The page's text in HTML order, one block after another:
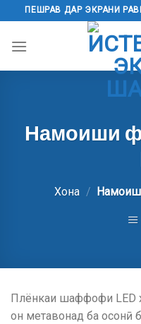
мундариҷа
гузаред
ПЕШРАВ ДАР ЭКРАНИ
Намоиши
Хона /
Плёнкаи шаффофи LED
он метавонад ба осонӣ